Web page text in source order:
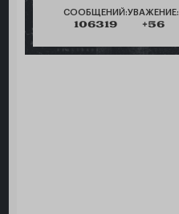
СООБЩЕНИЙ:
106319
УВАЖЕНИЕ:
+56